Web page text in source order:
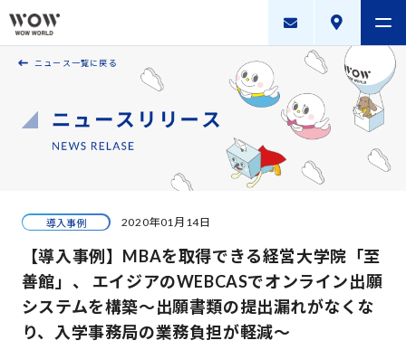
会社案内
採用案内
WOW WORLD GROUP
お問い合わせ ｜個人情報保護方針｜情報セキュリティ方針
ニュース一覧に戻る
導入事例 2020年01月14日
【導入事例】MBAを取得できる経営大学院「至
善館」、 エイジアのWEBCASでオンライン出願
システムを構築～出願書類の提出漏れがなくな
り、入学事務局の業務負担が軽減～